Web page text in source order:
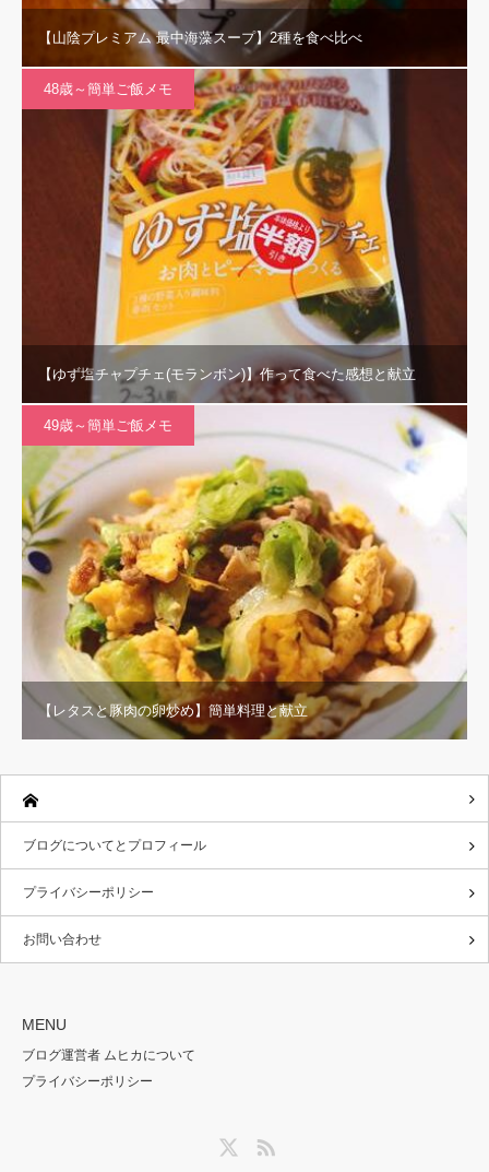
【山陰プレミアム 最中海藻スープ】2種を食べ比べ
48歳～簡単ご飯メモ
【ゆず塩チャプチェ(モランボン)】作って食べた感想と献立
49歳～簡単ご飯メモ
【レタスと豚肉の卵炒め】簡単料理と献立
ブログについてとプロフィール
プライバシーポリシー
お問い合わせ
MENU
ブログ運営者 ムヒカについて
プライバシーポリシー